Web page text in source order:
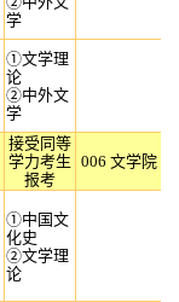
学
①文学理
论
②中外文
学
接受同等
学力考生
报考
006 文学院
①中国文
化史
②文学理
论